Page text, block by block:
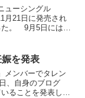
ューシングル
月21日に発売され
た。 9月5日には、
発売となった藍
を発表
メンバーでタレン
、自身のブログ
ることを発表し